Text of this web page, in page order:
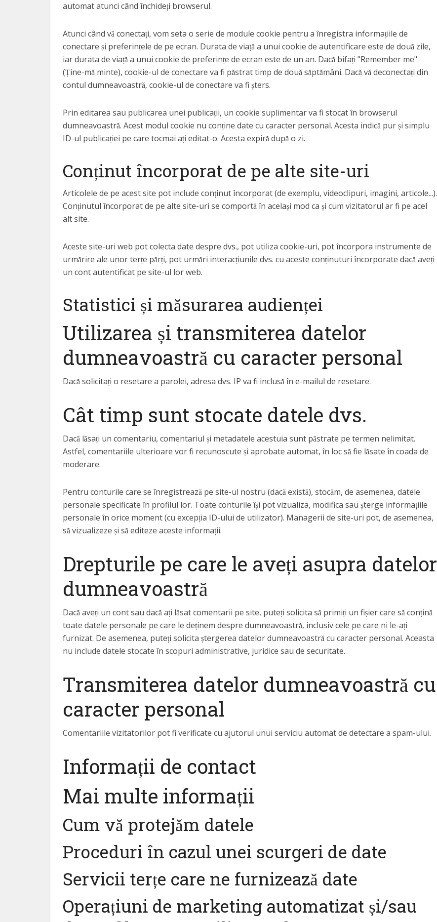
automat atunci când închideți browserul.
Atunci când vă conectați, vom seta o serie de module cookie pentru a înregistra informațiile de
conectare și preferințele de pe ecran. Durata de viață a unui cookie de autentificare este de două zile,
iar durata de viață a unui cookie de preferințe de ecran este de un an. Dacă bifați "Remember me"
(Ține-mă minte), cookie-ul de conectare va fi păstrat timp de două săptămâni. Dacă vă deconectați din
contul dumneavoastră, cookie-ul de conectare va fi șters.
Prin editarea sau publicarea unei publicații, un cookie suplimentar va fi stocat în browserul
dumneavoastră. Acest modul cookie nu conține date cu caracter personal. Acesta indică pur și simplu
ID-ul publicației pe care tocmai ați editat-o. Acesta expiră după o zi.
Conținut încorporat de pe alte site-uri
Articolele de pe acest site pot include conținut încorporat (de exemplu, videoclipuri, imagini, articole...).
Conținutul încorporat de pe alte site-uri se comportă în același mod ca și cum vizitatorul ar fi pe acel
alt site.
Aceste site-uri web pot colecta date despre dvs., pot utiliza cookie-uri, pot încorpora instrumente de
urmărire ale unor terțe părți, pot urmări interacțiunile dvs. cu aceste conținuturi încorporate dacă aveți
un cont autentificat pe site-ul lor web.
Statistici și măsurarea audienței
Utilizarea și transmiterea datelor
dumneavoastră cu caracter personal
Dacă solicitați o resetare a parolei, adresa dvs. IP va fi inclusă în e-mailul de resetare.
Cât timp sunt stocate datele dvs.
Dacă lăsați un comentariu, comentariul și metadatele acestuia sunt păstrate pe termen nelimitat.
Astfel, comentariile ulterioare vor fi recunoscute și aprobate automat, în loc să fie lăsate în coada de
moderare.
Pentru conturile care se înregistrează pe site-ul nostru (dacă există), stocăm, de asemenea, datele
personale specificate în profilul lor. Toate conturile își pot vizualiza, modifica sau șterge informațiile
personale în orice moment (cu excepția ID-ului de utilizator). Managerii de site-uri pot, de asemenea,
să vizualizeze și să editeze aceste informații.
Drepturile pe care le aveți asupra datelor
dumneavoastră
Dacă aveți un cont sau dacă ați lăsat comentarii pe site, puteți solicita să primiți un fișier care să conțină
toate datele personale pe care le deținem despre dumneavoastră, inclusiv cele pe care ni le-ați
furnizat. De asemenea, puteți solicita ștergerea datelor dumneavoastră cu caracter personal. Aceasta
nu include datele stocate în scopuri administrative, juridice sau de securitate.
Transmiterea datelor dumneavoastră cu
caracter personal
Comentariile vizitatorilor pot fi verificate cu ajutorul unui serviciu automat de detectare a spam-ului.
Informații de contact
Mai multe informații
Cum vă protejăm datele
Proceduri în cazul unei scurgeri de date
Servicii terțe care ne furnizează date
Operațiuni de marketing automatizat și/sau